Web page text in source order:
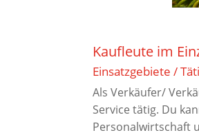
Kaufleute im
Einsatzgebiete /
Als Verkäufer/
Service tätig. Du
Personalwirtschaft